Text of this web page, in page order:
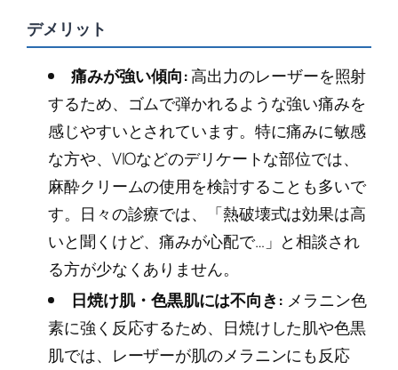
デメリット
痛みが強い傾向:高出力のレーザーを照射
するため、ゴムで弾かれるような強い痛みを
感じやすいとされています。特に痛みに敏感
な方や、VIOなどのデリケートな部位では、
麻酔クリームの使用を検討することも多いで
す。日々の診療では、「熱破壊式は効果は高
いと聞くけど、痛みが心配で…」と相談され
る方が少なくありません。
日焼け肌・色黒肌には不向き: メラニン色
素に強く反応するため、日焼けした肌や色黒
肌では、レーザーが肌のメラニンにも反応